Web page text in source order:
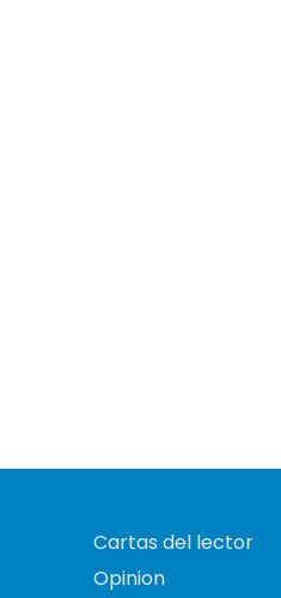
Cartas del lector
Opinion